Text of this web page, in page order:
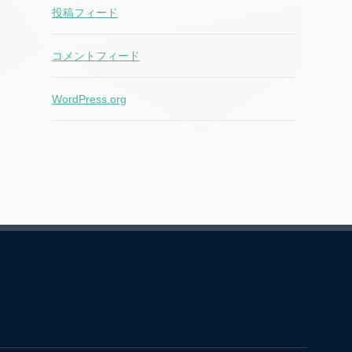
投稿フィード
コメントフィード
WordPress.org